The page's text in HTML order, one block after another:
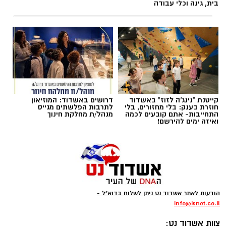
רפואי לגבר שנפצע באירוע אלימות ברובע ב’.
נסיבות אירוע הירי נבדקות.
תגים:שריפת אוטובוס כביש 7
צילום: כבאות והצלה
בית, גינה וכלי עבודה
קייטנת "נינג'ה לזוז" באשדוד
חוזרת בענק: בלי מחזורים, בלי
התחייבות- אתם קובעים לכמה
ואיזה ימים להירשם!
דרושים באשדוד: המוזיאון
לתרבות הפלשתים מגייס
מנהל/ת מחלקת חינוך
הודעות לאתר אשדוד נט ניתן לשלוח בדוא"ל -
info@isnet.co.il
צוות אשדוד נט: